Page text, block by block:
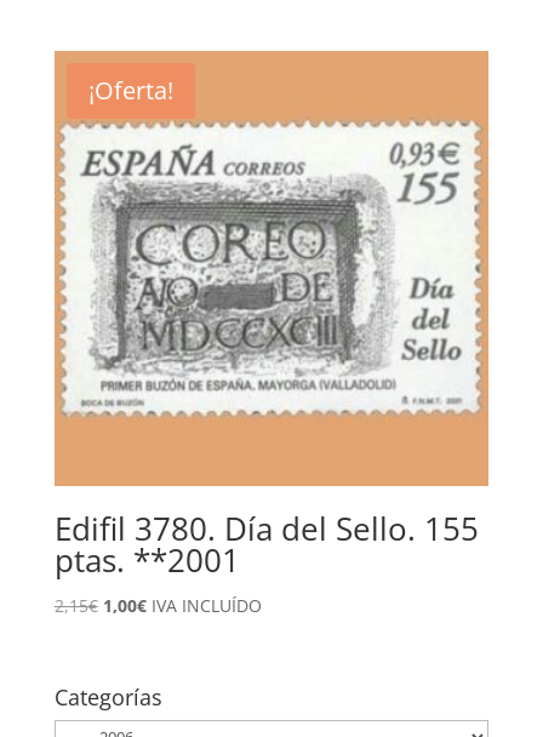
1,70€.0,80€.
¡Oferta!
Edifil 3780. Día del Sello. 155
ptas. **2001
2,15€ El
2,15€.
1,00€El
1,00€.
IVA INCLUÍDO
Categorías